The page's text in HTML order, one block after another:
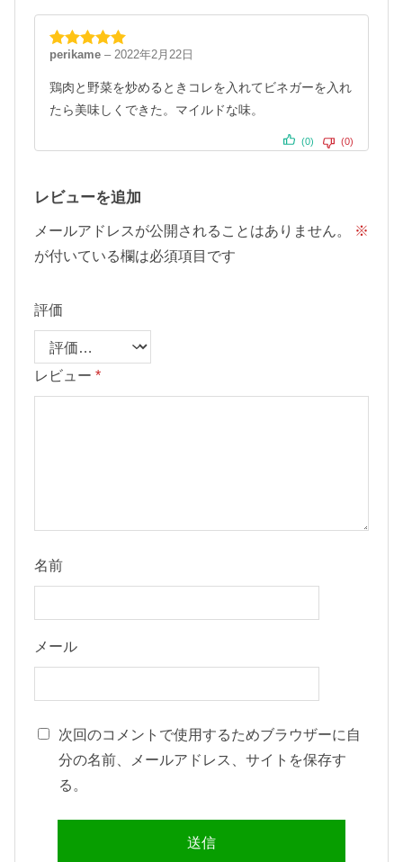
5段階中5の
perikame – 2022年2月22日
鶏肉と野菜を炒めるときコレを入れてビネガーを入れ
たら美味しくできた。マイルドな味。
(0) (0)
レビューを追加
メールアドレスが公開されることはありません。
※
が付いている欄は必須項目です
評価
レビュー *
名前
メール
次回のコメントで使用するためブラウザーに自
分の名前、メールアドレス、サイトを保存す
る。